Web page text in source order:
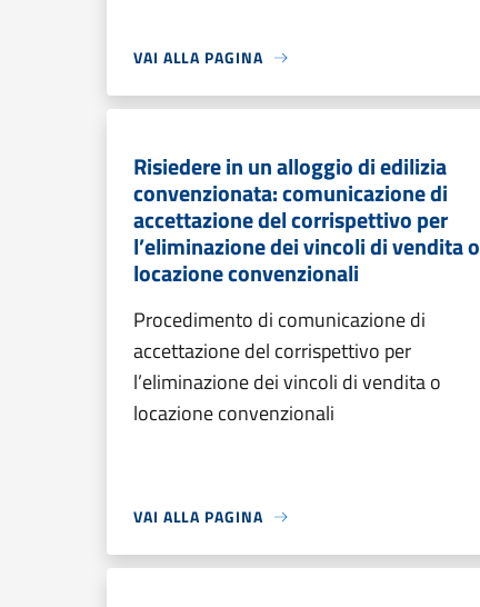
VAI ALLA PAGINA
Risiedere in un alloggio di edilizia
convenzionata: comunicazione di
accettazione del corrispettivo per
l’eliminazione dei vincoli di vendita o
locazione convenzionali
Procedimento di comunicazione di
accettazione del corrispettivo per
l’eliminazione dei vincoli di vendita o
locazione convenzionali
VAI ALLA PAGINA